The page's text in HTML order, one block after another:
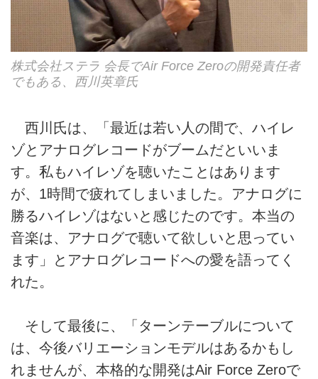
株式会社ステラ 会長でAir Force Zeroの開発責任者
でもある、西川英章氏
西川氏は、「最近は若い人の間で、ハイレ
ゾとアナログレコードがブームだといいま
す。私もハイレゾを聴いたことはあります
が、1時間で疲れてしまいました。アナログに
勝るハイレゾはないと感じたのです。本当の
音楽は、アナログで聴いて欲しいと思ってい
ます」とアナログレコードへの愛を語ってく
れた。
そして最後に、「ターンテーブルについて
は、今後バリエーションモデルはあるかもし
れませんが、本格的な開発はAir Force Zeroで